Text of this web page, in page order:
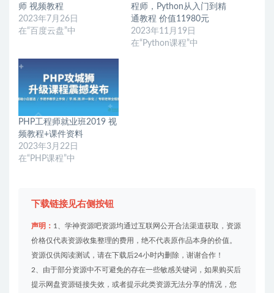
师 视频教程
2023年7月26日
在“百度云盘”中
程师，Python从入门到精
通教程 价值11980元
2023年11月19日
在“Python课程”中
PHP工程师就业班2019 视
频教程+课件资料
2023年3月22日
在“PHP课程”中
下载链接见右侧按钮
声明： 1、学神资源吧资源均通过互联网公开合法渠道获取，资源
价格仅代表资源收集整理的费用，绝不代表原作品本身的价值。
资源仅供阅读测试，请在下载后24小时内删除，谢谢合作！
2、由于部分资源中不可避免的存在一些敏感关键词，如果购买后
提示网盘资源链接失效，或者提示此类资源无法分享的情况，您